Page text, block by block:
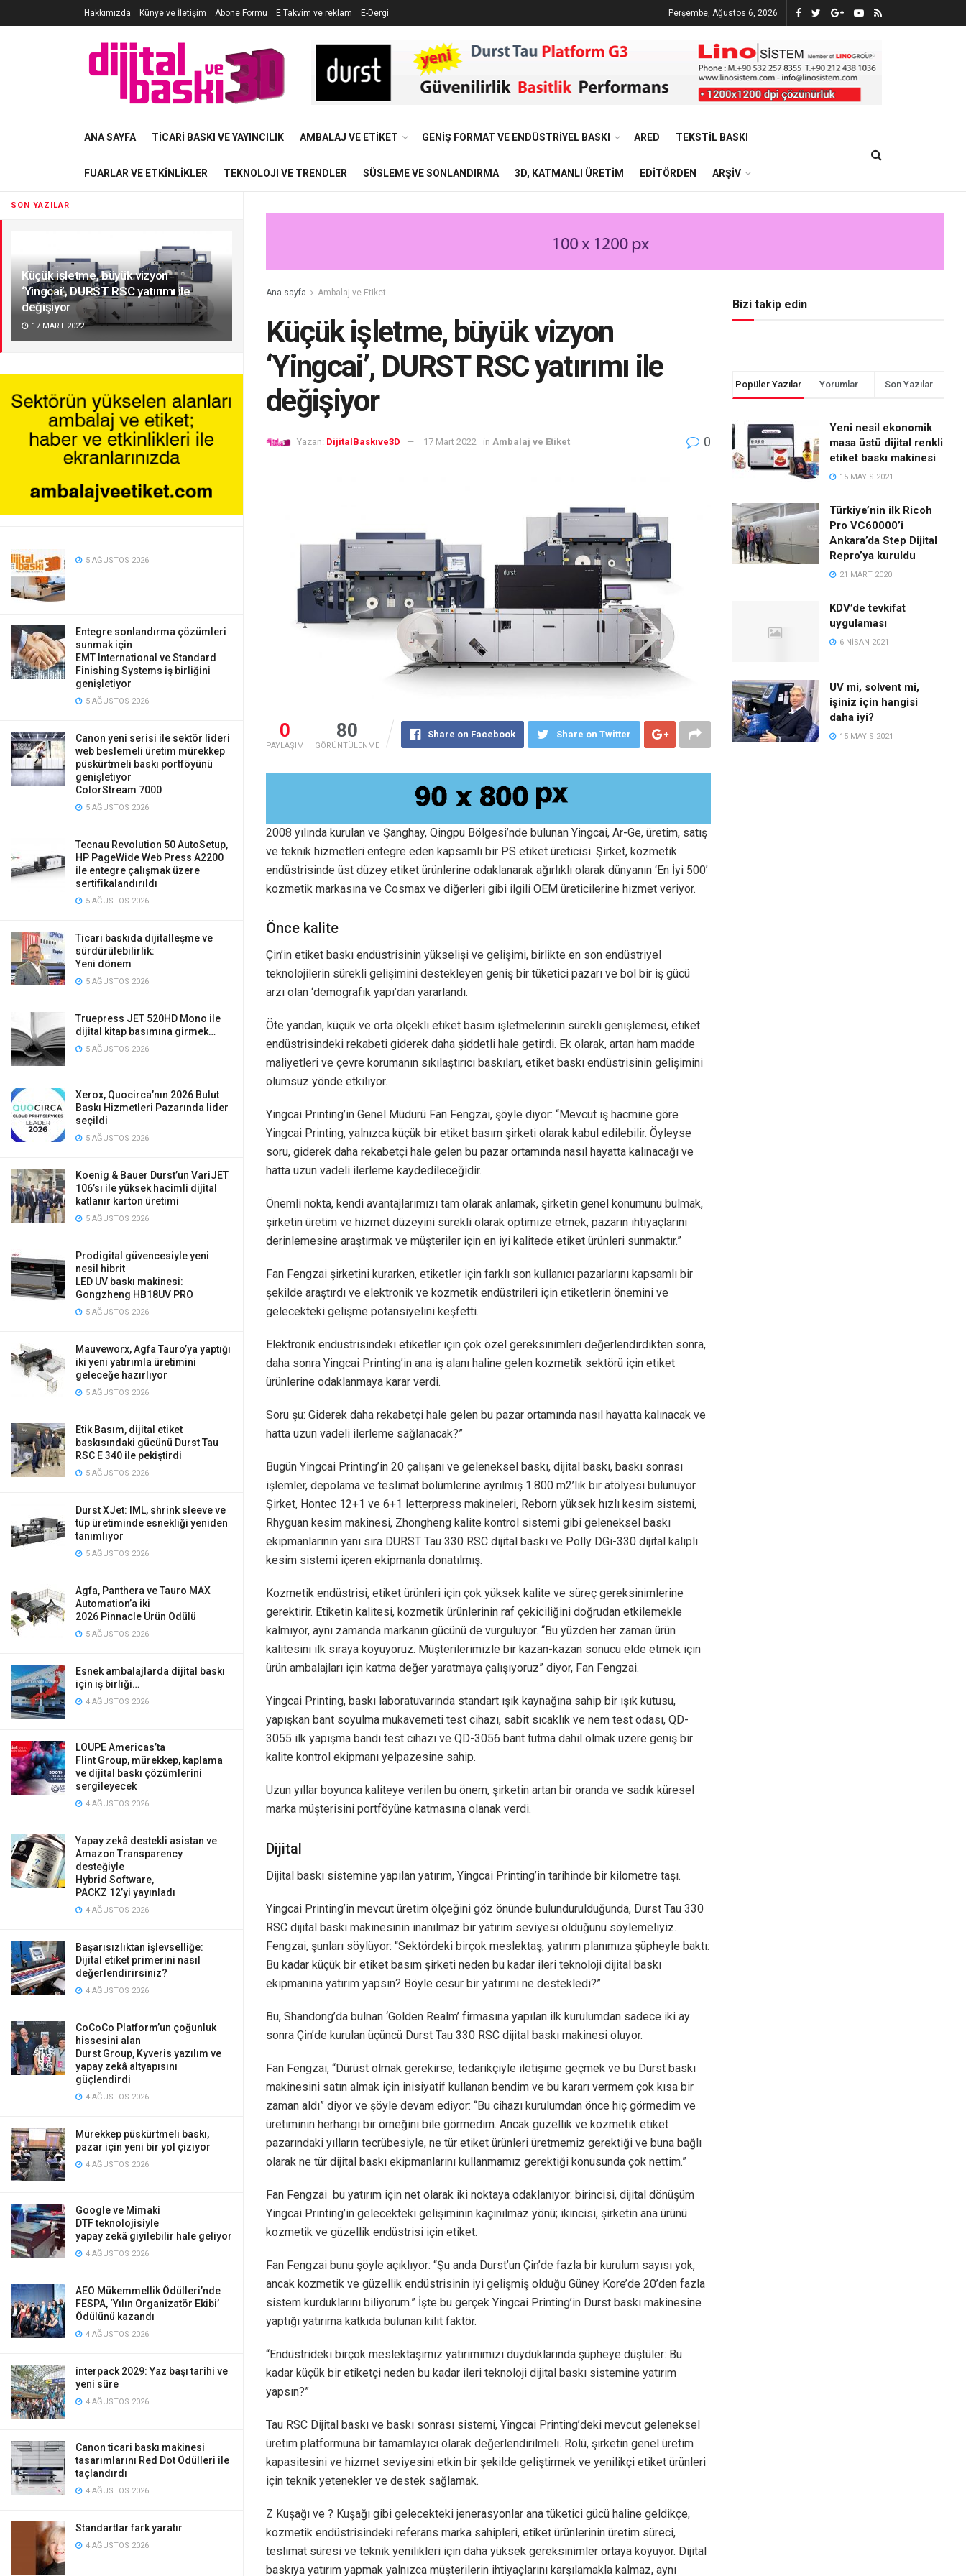
SON YAZILAR
Küçük işletme, büyük vizyon
‘Yingcai’, DURST RSC yatırımı ile
değişiyor
17 MART 2022
5 AĞUSTOS 2026
Entegre sonlandırma çözümleri
sunmak için
EMT International ve Standard
Finishing Systems iş birliğini
genişletiyor
5 AĞUSTOS 2026
Canon yeni serisi ile sektör lideri
web beslemeli üretim mürekkep
püskürtmeli baskı portföyünü
genişletiyor
ColorStream 7000
5 AĞUSTOS 2026
Tecnau Revolution 50 AutoSetup,
HP PageWide Web Press A2200
ile entegre çalışmak üzere
sertifikalandırıldı
5 AĞUSTOS 2026
Ticari baskıda dijitalleşme ve
sürdürülebilirlik:
Yeni dönem
5 AĞUSTOS 2026
Truepress JET 520HD Mono ile
dijital kitap basımına girmek…
5 AĞUSTOS 2026
Xerox, Quocirca’nın 2026 Bulut
Baskı Hizmetleri Pazarında lider
seçildi
5 AĞUSTOS 2026
Koenig & Bauer Durst’un VariJET
106’sı ile yüksek hacimli dijital
katlanır karton üretimi
5 AĞUSTOS 2026
Prodigital güvencesiyle yeni
nesil hibrit
LED UV baskı makinesi:
Gongzheng HB18UV PRO
5 AĞUSTOS 2026
Mauveworx, Agfa Tauro’ya yaptığı
iki yeni yatırımla üretimini
geleceğe hazırlıyor
5 AĞUSTOS 2026
Etik Basım, dijital etiket
baskısındaki gücünü Durst Tau
RSC E 340 ile pekiştirdi
5 AĞUSTOS 2026
Durst XJet: IML, shrink sleeve ve
tüp üretiminde esnekliği yeniden
tanımlıyor
5 AĞUSTOS 2026
Agfa, Panthera ve Tauro MAX
Automation’a iki
2026 Pinnacle Ürün Ödülü
5 AĞUSTOS 2026
Esnek ambalajlarda dijital baskı
için iş birliği…
4 AĞUSTOS 2026
LOUPE Americas’ta
Flint Group, mürekkep, kaplama
ve dijital baskı çözümlerini
sergileyecek
4 AĞUSTOS 2026
Yapay zekâ destekli asistan ve
Amazon Transparency
desteğiyle
Hybrid Software,
PACKZ 12’yi yayınladı
4 AĞUSTOS 2026
Başarısızlıktan işlevselliğe:
Dijital etiket primerini nasıl
değerlendirirsiniz?
4 AĞUSTOS 2026
CoCoCo Platform’un çoğunluk
hissesini alan
Durst Group, Kyveris yazılım ve
yapay zekâ altyapısını
güçlendirdi
4 AĞUSTOS 2026
Mürekkep püskürtmeli baskı,
pazar için yeni bir yol çiziyor
4 AĞUSTOS 2026
Google ve Mimaki
DTF teknolojisiyle
yapay zekâ giyilebilir hale geliyor
4 AĞUSTOS 2026
AEO Mükemmellik Ödülleri’nde
FESPA, ‘Yılın Organizatör Ekibi’
Ödülünü kazandı
4 AĞUSTOS 2026
interpack 2029: Yaz başı tarihi ve
yeni süre
4 AĞUSTOS 2026
Canon ticari baskı makinesi
tasarımlarını Red Dot Ödülleri ile
taçlandırdı
4 AĞUSTOS 2026
Standartlar fark yaratır
4 AĞUSTOS 2026
Hakkımızda Künye ve İletişim Abone Formu E Takvim ve reklam E-Dergi Perşembe, Ağustos 6, 2026
ANA SAYFA TICARI BASKI VE YAYINCILIK AMBALAJ VE ETIKET GENIŞ FORMAT VE ENDÜSTRIYEL BASKI ARED TEKSTIL BASKI
FUARLAR VE ETKINLIKLER TEKNOLOJI VE TRENDLER SÜSLEME VE SONLANDIRMA 3D, KATMANLI ÜRETIM EDITÖRDEN ARŞIV
Ana sayfa Ambalaj ve Etiket
Küçük işletme, büyük vizyon
‘Yingcai’, DURST RSC yatırımı ile
değişiyor
Yazan: DijitalBaskıve3D 17 Mart 2022 in Ambalaj ve Etiket 0
0
PAYLAŞIM
80
GÖRÜNTÜLENME
Share on Facebook Share on Twitter
2008 yılında kurulan ve Şanghay, Qingpu Bölgesi’nde bulunan Yingcai, Ar-Ge, üretim, satış
ve teknik hizmetleri entegre eden kapsamlı bir PS etiket üreticisi. Şirket, kozmetik
endüstrisinde üst düzey etiket ürünlerine odaklanarak ağırlıklı olarak dünyanın ‘En İyi 500’
kozmetik markasına ve Cosmax ve diğerleri gibi ilgili OEM üreticilerine hizmet veriyor.
Önce kalite
Çin’in etiket baskı endüstrisinin yükselişi ve gelişimi, birlikte en son endüstriyel
teknolojilerin sürekli gelişimini destekleyen geniş bir tüketici pazarı ve bol bir iş gücü
arzı olan ‘demografik yapı’dan yararlandı.
Öte yandan, küçük ve orta ölçekli etiket basım işletmelerinin sürekli genişlemesi, etiket
endüstrisindeki rekabeti giderek daha şiddetli hale getirdi. Ek olarak, artan ham madde
maliyetleri ve çevre korumanın sıkılaştırıcı baskıları, etiket baskı endüstrisinin gelişimini
olumsuz yönde etkiliyor.
Yingcai Printing’in Genel Müdürü Fan Fengzai, şöyle diyor: “Mevcut iş hacmine göre
Yingcai Printing, yalnızca küçük bir etiket basım şirketi olarak kabul edilebilir. Öyleyse
soru, giderek daha rekabetçi hale gelen bu pazar ortamında nasıl hayatta kalınacağı ve
hatta uzun vadeli ilerleme kaydedileceğidir.
Önemli nokta, kendi avantajlarımızı tam olarak anlamak, şirketin genel konumunu bulmak,
şirketin üretim ve hizmet düzeyini sürekli olarak optimize etmek, pazarın ihtiyaçlarını
derinlemesine araştırmak ve müşteriler için en iyi kalitede etiket ürünleri sunmaktır.”
Fan Fengzai şirketini kurarken, etiketler için farklı son kullanıcı pazarlarını kapsamlı bir
şekilde araştırdı ve elektronik ve kozmetik endüstrileri için etiketlerin önemini ve
gelecekteki gelişme potansiyelini keşfetti.
Elektronik endüstrisindeki etiketler için çok özel gereksinimleri değerlendirdikten sonra,
daha sonra Yingcai Printing’in ana iş alanı haline gelen kozmetik sektörü için etiket
ürünlerine odaklanmaya karar verdi.
Soru şu: Giderek daha rekabetçi hale gelen bu pazar ortamında nasıl hayatta kalınacak ve
hatta uzun vadeli ilerleme sağlanacak?”
Bugün Yingcai Printing’in 20 çalışanı ve geleneksel baskı, dijital baskı, baskı sonrası
işlemler, depolama ve teslimat bölümlerine ayrılmış 1.800 m2’lik bir atölyesi bulunuyor.
Şirket, Hontec 12+1 ve 6+1 letterpress makineleri, Reborn yüksek hızlı kesim sistemi,
Rhyguan kesim makinesi, Zhongheng kalite kontrol sistemi gibi geleneksel baskı
ekipmanlarının yanı sıra DURST Tau 330 RSC dijital baskı ve Polly DGi-330 dijital kalıplı
kesim sistemi içeren ekipmanla donatılmış.
Kozmetik endüstrisi, etiket ürünleri için çok yüksek kalite ve süreç gereksinimlerine
gerektirir. Etiketin kalitesi, kozmetik ürünlerinin raf çekiciliğini doğrudan etkilemekle
kalmıyor, aynı zamanda markanın gücünü de vurguluyor. “Bu yüzden her zaman ürün
kalitesini ilk sıraya koyuyoruz. Müşterilerimizle bir kazan-kazan sonucu elde etmek için
ürün ambalajları için katma değer yaratmaya çalışıyoruz” diyor, Fan Fengzai.
Yingcai Printing, baskı laboratuvarında standart ışık kaynağına sahip bir ışık kutusu,
yapışkan bant soyulma mukavemeti test cihazı, sabit sıcaklık ve nem test odası, QD-
3055 ilk yapışma bandı test cihazı ve QD-3056 bant tutma dahil olmak üzere geniş bir
kalite kontrol ekipmanı yelpazesine sahip.
Uzun yıllar boyunca kaliteye verilen bu önem, şirketin artan bir oranda ve sadık küresel
marka müşterisini portföyüne katmasına olanak verdi.
Dijital
Dijital baskı sistemine yapılan yatırım, Yingcai Printing’in tarihinde bir kilometre taşı.
Yingcai Printing’in mevcut üretim ölçeğini göz önünde bulundurulduğunda, Durst Tau 330
RSC dijital baskı makinesinin inanılmaz bir yatırım seviyesi olduğunu söylemeliyiz.
Fengzai, şunları söylüyor: “Sektördeki birçok meslektaş, yatırım planımıza şüpheyle baktı:
Bu kadar küçük bir etiket basım şirketi neden bu kadar ileri teknoloji dijital baskı
ekipmanına yatırım yapsın? Böyle cesur bir yatırımı ne destekledi?”
Bu, Shandong’da bulnan ‘Golden Realm’ firmasına yapılan ilk kurulumdan sadece iki ay
sonra Çin’de kurulan üçüncü Durst Tau 330 RSC dijital baskı makinesi oluyor.
Fan Fengzai, “Dürüst olmak gerekirse, tedarikçiyle iletişime geçmek ve bu Durst baskı
makinesini satın almak için inisiyatif kullanan bendim ve bu kararı vermem çok kısa bir
zaman aldı” diyor ve şöyle devam ediyor: “Bu cihazı kurulumdan önce hiç görmedim ve
üretiminin herhangi bir örneğini bile görmedim. Ancak güzellik ve kozmetik etiket
pazarındaki yılların tecrübesiyle, ne tür etiket ürünleri üretmemiz gerektiği ve buna bağlı
olarak ne tür dijital baskı ekipmanlarını kullanmamız gerektiği konusunda çok nettim.”
Fan Fengzai bu yatırım için net olarak iki noktaya odaklanıyor: birincisi, dijital dönüşüm
Yingcai Printing’in gelecekteki gelişiminin kaçınılmaz yönü; ikincisi, şirketin ana ürünü
kozmetik ve güzellik endüstrisi için etiket.
Fan Fengzai bunu şöyle açıklıyor: “Şu anda Durst’un Çin’de fazla bir kurulum sayısı yok,
ancak kozmetik ve güzellik endüstrisinin iyi gelişmiş olduğu Güney Kore’de 20’den fazla
sistem kurduklarını biliyorum.” İşte bu gerçek Yingcai Printing’in Durst baskı makinesine
yaptığı yatırıma katkıda bulunan kilit faktör.
“Endüstrideki birçok meslektaşımız yatırımımızı duyduklarında şüpheye düştüler: Bu
kadar küçük bir etiketçi neden bu kadar ileri teknoloji dijital baskı sistemine yatırım
yapsın?”
Tau RSC Dijital baskı ve baskı sonrası sistemi, Yingcai Printing’deki mevcut geleneksel
üretim platformuna bir tamamlayıcı olarak değerlendirilmeli. Rolü, şirketin genel üretim
kapasitesini ve hizmet seviyesini etkin bir şekilde geliştirmek ve yenilikçi etiket ürünleri
için teknik yetenekler ve destek sağlamak.
Z Kuşağı ve ? Kuşağı gibi gelecekteki jenerasyonlar ana tüketici gücü haline geldikçe,
kozmetik endüstrisindeki referans marka sahipleri, etiket ürünlerinin üretim süreci,
teslimat süresi ve teknik yenilikleri için daha yüksek gereksinimler ortaya koyuyor. Dijital
baskıya yatırım yapmak yalnızca müşterilerin ihtiyaçlarını karşılamakla kalmaz, aynı
Bizi takip edin
Popüler Yazılar Yorumlar Son Yazılar
Yeni nesil ekonomik
masa üstü dijital renkli
etiket baskı makinesi
15 MAYIS 2021
Türkiye’nin ilk Ricoh
Pro VC60000’i
Ankara’da Step Dijital
Repro’ya kuruldu
21 MART 2020
KDV’de tevkifat
uygulaması
6 NISAN 2021
UV mi, solvent mi,
işiniz için hangisi
daha iyi?
15 MAYIS 2021